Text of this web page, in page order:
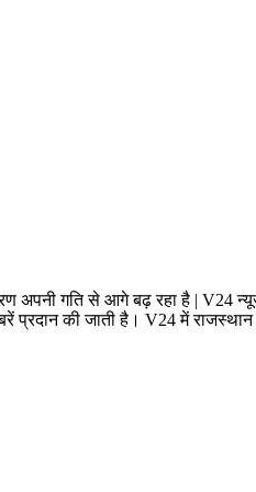
अपनी गति से आगे बढ़ रहा है | V24
की जाती है। V24 में